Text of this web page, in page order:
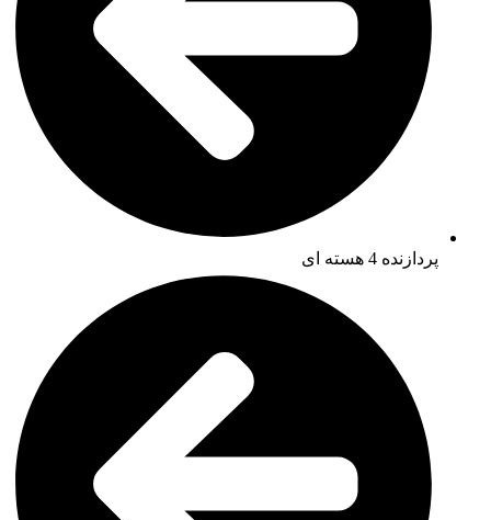
پردازنده 4 هسته ای